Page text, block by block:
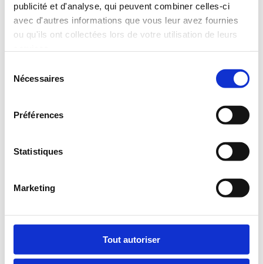
publicité et d'analyse, qui peuvent combiner celles-ci
avec d'autres informations que vous leur avez fournies
ou qu'ils ont collectées lors de votre utilisation de leurs
Nécessaires
Préférences
Statistiques
Marketing
Tout autoriser
Décembre 2023 – La p’tite pause Sérénité et
amour en cette période des Fêtes! Décembre
2023 – La p’tite pause Sérénité et amour en
surprises en novembre! Le mois de
Read More